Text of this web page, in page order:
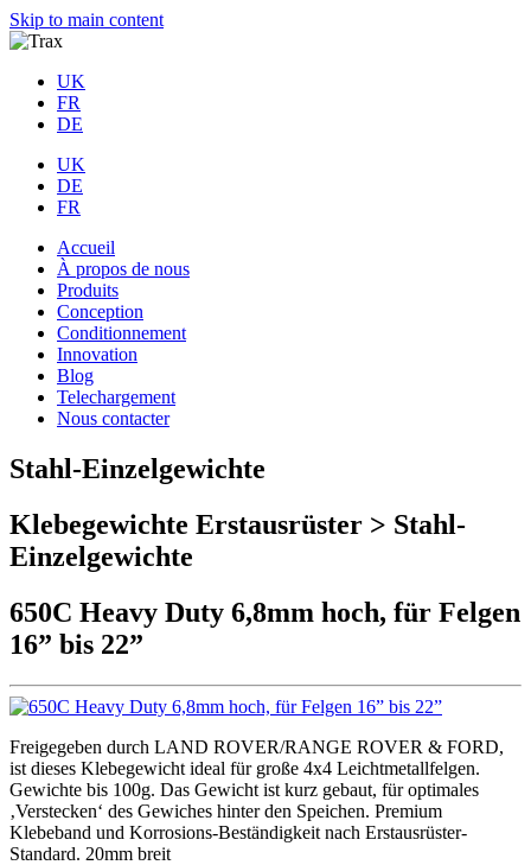
Skip to main content
UK
FR
DE
UK
DE
FR
Accueil
À propos de nous
Produits
Conception
Conditionnement
Innovation
Blog
Telechargement
Nous contacter
Stahl-Einzelgewichte
Klebegewichte Erstausrüster > Stahl-
Einzelgewichte
650C Heavy Duty 6,8mm hoch, für Felgen
16” bis 22”
Freigegeben durch LAND ROVER/RANGE ROVER & FORD,
ist dieses Klebegewicht ideal für große 4x4 Leichtmetallfelgen.
Gewichte bis 100g. Das Gewicht ist kurz gebaut, für optimales
‚Verstecken‘ des Gewiches hinter den Speichen. Premium
Klebeband und Korrosions-Beständigkeit nach Erstausrüster-
Standard. 20mm breit